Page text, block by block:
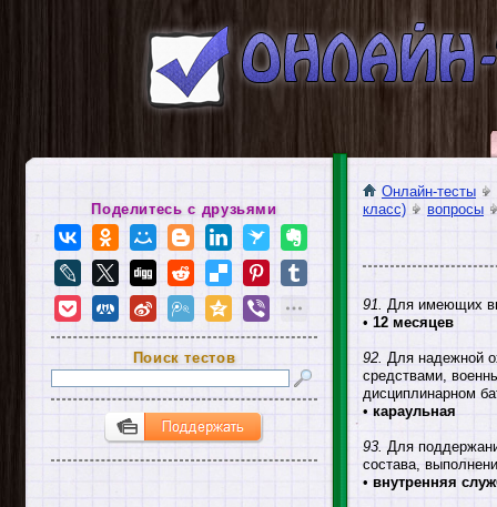
Онлайн-тесты
класс)
вопросы
91.
Для имеющих
• 12 месяцев
92. Для надежной
средствами,
дисциплинарном
• караульная
93. Для
состава,
• внутренняя
Поделитесь с друзьями
Поиск тестов